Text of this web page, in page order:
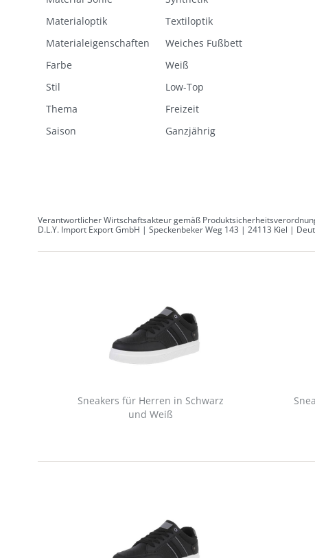
Materialoptik
Textiloptik
Materialeigenschaften
Weiches Fußbett
Farbe
Weiß
Stil
Low-Top
Thema
Freizeit
Saison
Ganzjährig
Verantwortlicher Wirtschaftsakteur gemäß
D.L.Y. Import Export GmbH | Speckenbeker Weg 143 | 24113 Kiel |
Sneakers für Herren in Schwarz
und Weiß